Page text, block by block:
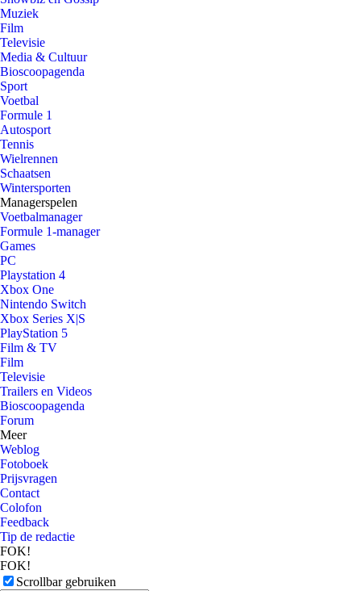
Muziek
Film
Televisie
Media & Cultuur
Bioscoopagenda
Sport
Voetbal
Formule 1
Autosport
Tennis
Wielrennen
Schaatsen
Wintersporten
Managerspelen
Voetbalmanager
Formule 1-manager
Games
PC
Playstation 4
Xbox One
Nintendo Switch
Xbox Series X|S
PlayStation 5
Film & TV
Film
Televisie
Trailers en Videos
Bioscoopagenda
Forum
Meer
Weblog
Fotoboek
Prijsvragen
Contact
Colofon
Feedback
Tip de redactie
FOK!
FOK!
Scrollbar gebruiken